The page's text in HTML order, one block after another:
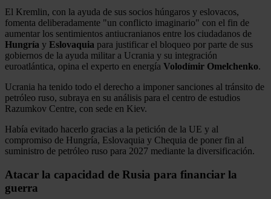
El Kremlin, con la ayuda de sus socios húngaros y eslovacos,
fomenta deliberadamente "un conflicto imaginario" con el fin de
aumentar los sentimientos antiucranianos entre los ciudadanos de
Hungría y Eslovaquia para justificar el bloqueo por parte de sus
gobiernos de la ayuda militar a Ucrania y su integración
euroatlántica, opina el experto en energía Volodímir Omelchenko.
Ucrania ha tenido todo el derecho a imponer sanciones al tránsito de
petróleo ruso, subraya en su análisis para el centro de estudios
Razumkov Centre, con sede en Kiev.
Había evitado hacerlo gracias a la petición de la UE y al
compromiso de Hungría, Eslovaquia y Chequia de poner fin al
suministro de petróleo ruso para 2027 mediante la diversificación.
Atacar la capacidad de Rusia para financiar la
guerra